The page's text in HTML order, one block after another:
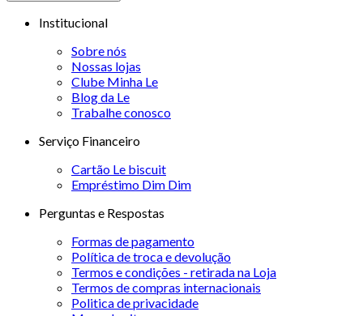
Institucional
Sobre nós
Nossas lojas
Clube Minha Le
Blog da Le
Trabalhe conosco
Serviço Financeiro
Cartão Le biscuit
Empréstimo Dim Dim
Perguntas e Respostas
Formas de pagamento
Política de troca e devolução
Termos e condições - retirada na Loja
Termos de compras internacionais
Politica de privacidade